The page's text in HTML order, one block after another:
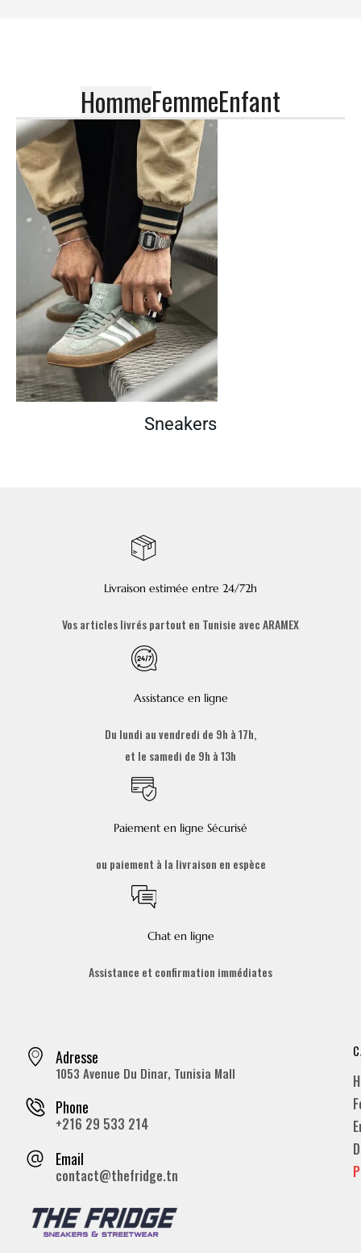
HommeFemmeEnfant
Sneakers
Livraison estimée entre 24/72h
Vos articles livrés partout en Tunisie avec ARAMEX
Assistance en ligne
Du lundi au vendredi de 9h à 17h,
et le samedi de 9h à 13h
Paiement en ligne Sécurisé
ou paiement à la livraison en espèce
Chat en ligne
Assistance et confirmation immédiates
Adresse
1053 Avenue Du Dinar, Tunisia Mall
Phone
+216 29 533 214
Email
contact@thefridge.tn